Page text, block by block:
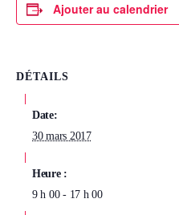
Ajouter au calendrier
DÉTAILS
Date:
30 mars 2017
Heure :
9 h 00 - 17 h 00